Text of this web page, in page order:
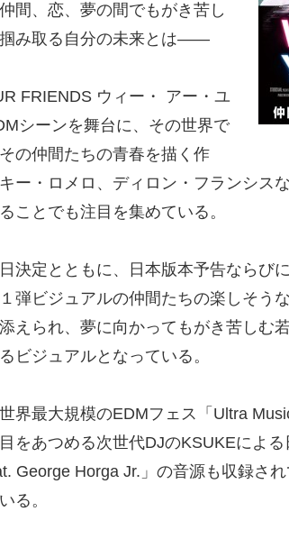
間、恋、夢の間でもがき苦し
み取る自分の未来とは――
FRIENDS ウィー・ アー・ユ
シーンを舞台に、その世界で
の仲間たちの青春を描く作
ー・ロメロ、ディロン・フランシス
ことでも注目を集めている。
決定とともに、日本版本予告ならび
弾ビジュアルの仲間たちの楽しそう
えられ、夢に向かってもがき苦しむ
ビジュアルとなっている。
界最大規模のEDMフェス「Ultra
をあつめる次世代DJのKSUKEによ
George Horga Jr.」の音源も収録さ
る。